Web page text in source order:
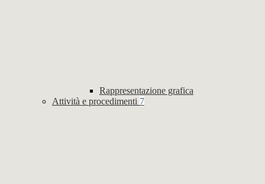
Rappresentazione grafica
Attività e procedimenti 7